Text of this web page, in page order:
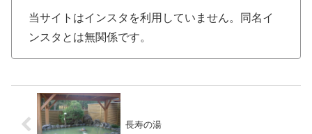
当サイトはインスタを利用していません。同名イ
ンスタとは無関係です。
長寿の湯